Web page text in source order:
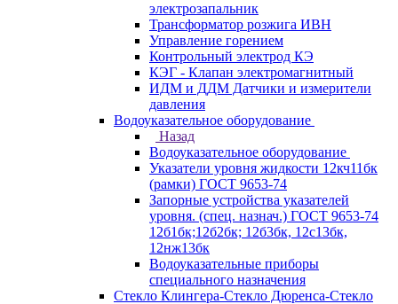
электрозапальник
Трансформатор розжига ИВН
Управление горением
Контрольный электрод КЭ
КЭГ - Клапан электромагнитный
ИДМ и ДДМ Датчики и измерители
давления
Водоуказательное оборудование
Назад
Водоуказательное оборудование
Указатели уровня жидкости 12кч11бк
(рамки) ГОСТ 9653-74
Запорные устройства указателей
уровня. (спец. назнач.) ГОСТ 9653-74
12б1бк;12б2бк; 12б3бк, 12с13бк,
12нж13бк
Водоуказательные приборы
специального назначения
Стекло Клингера-Стекло Дюренса-Стекло